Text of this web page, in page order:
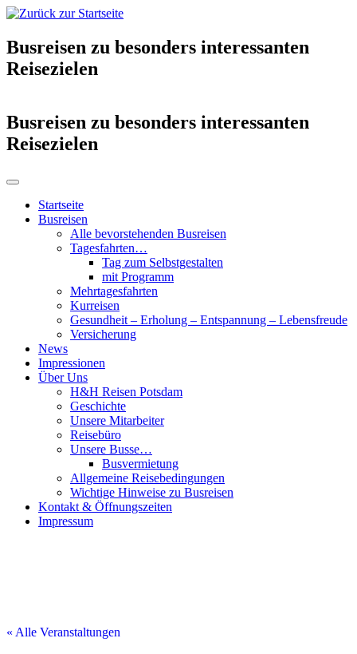
Busreisen zu besonders interessanten
Reisezielen
Busreisen zu besonders interessanten
Reisezielen
Startseite
Busreisen
Alle bevorstehenden Busreisen
Tagesfahrten…
Tag zum Selbstgestalten
mit Programm
Mehrtagesfahrten
Kurreisen
Gesundheit – Erholung – Entspannung – Lebensfreude
Versicherung
News
Impressionen
Über Uns
H&H Reisen Potsdam
Geschichte
Unsere Mitarbeiter
Reisebüro
Unsere Busse…
Busvermietung
Allgemeine Reisebedingungen
Wichtige Hinweise zu Busreisen
Kontakt & Öffnungszeiten
Impressum
« Alle Veranstaltungen